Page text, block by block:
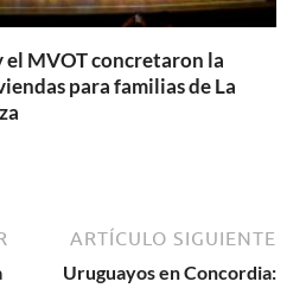
el MVOT concretaron la
para familias de La
ARTÍCULO SIGUIENTE
Uruguayos en Concordia: